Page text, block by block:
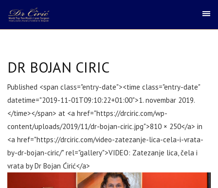
DR BOJAN CIRIC
Published <span class="entry-date"><time class="entry-date"
datetime="2019-11-01T09:10:22+01:00">1. novembar 2019.
</time></span> at <a href="https://drciric.com/wp-
content/uploads/2019/11/dr-bojan-ciric.jpg">810 × 250</a> in
<a href="https://drciric.com/video-zatezanje-lica-cela-i-vrata-
by-dr-bojan-ciric/" rel="gallery">VIDEO: Zatezanje lica, čela i
vrata by Dr Bojan Ćirić</a>